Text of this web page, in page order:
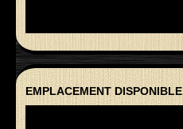
EMPLACEMENT DISPONIBLE